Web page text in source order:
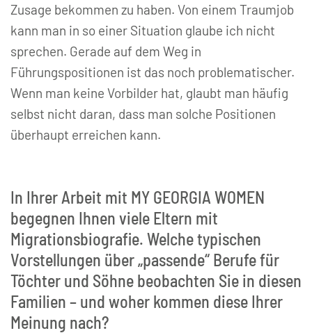
Zusage bekommen zu haben. Von einem Traumjob
kann man in so einer Situation glaube ich nicht
sprechen. Gerade auf dem Weg in
Führungspositionen ist das noch problematischer.
Wenn man keine Vorbilder hat, glaubt man häufig
selbst nicht daran, dass man solche Positionen
überhaupt erreichen kann.
In Ihrer Arbeit mit MY GEORGIA WOMEN
begegnen Ihnen viele Eltern mit
Migrationsbiografie. Welche typischen
Vorstellungen über „passende“ Berufe für
Töchter und Söhne beobachten Sie in diesen
Familien – und woher kommen diese Ihrer
Meinung nach?